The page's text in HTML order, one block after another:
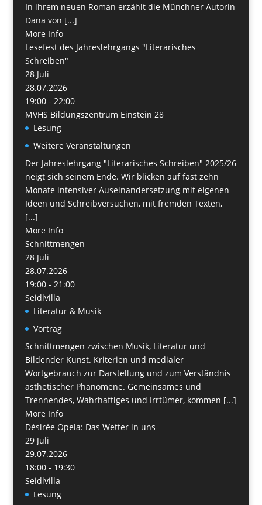
In ihrem neuen Roman erzählt die Münchner Autorin
Dana von [...]
More Info
Lesefest des Jahreslehrgangs "Literarisches
Schreiben"
28 Juli
28.07.2026
19:00 - 22:00
MVHS Bildungszentrum Einstein 28
Lesung
Weitere Veranstaltungen
Der Jahreslehrgang "Literarisches Schreiben" 2025/26
neigt sich seinem Ende. Wir blicken auf fast zehn
Monate intensiver Auseinandersetzung mit eigenen
Ideen und Schreibversuchen, mit fremden Texten,
[...]
More Info
Schnittmengen
28 Juli
28.07.2026
19:00 - 21:00
Seidlvilla
Literatur & Musik
Vortrag
Schnittmengen zwischen Musik, Literatur und
Bildender Kunst. Kriterien und medialer
Wortgebrauch zur Darstellung und zum Verständnis
ästhetischer Phänomene. Gemeinsames und
Trennendes, Wahrhaftiges und Irrtümer, kommen [...]
More Info
Désirée Opela: Das Wetter in uns
29 Juli
29.07.2026
18:00 - 19:30
Seidlvilla
Lesung